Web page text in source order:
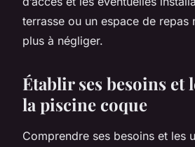
terrasse ou un espace de repas
plus à négliger.
Établir ses besoins et
la piscine coque
Comprendre ses besoins et les